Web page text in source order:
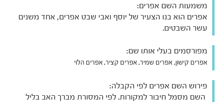
משמעות השם אפרים:
אפרים הוא בנו הצעיר של יוסף ואבי שבט אפרים, אחד משנים
עשר השבטים.
מפורסמים בעלי אותו שם:
אפרים קישון, אפרים שמיר, אפרים קציר, אפרים הלוי
פירוש השם אפרים לפי הקבלה:
השם מסמל חיבור למקורות. לפי המסורת מברך האב בליל